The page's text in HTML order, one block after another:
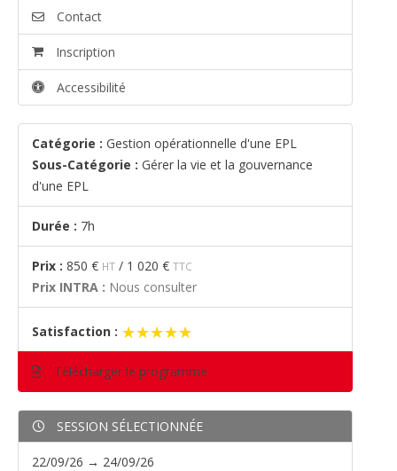
Contact
Inscription
Accessibilité
Catégorie : Gestion opérationnelle d'une EPL
Sous-Catégorie : Gérer la vie et la gouvernance
d'une EPL
Durée : 7h
Prix : 850 € HT / 1 020 € TTC
Prix INTRA : Nous consulter
Satisfaction : ★★★★★
★★★★★
Télécharger le programme
SESSION SÉLECTIONNÉE
22/09/26 → 24/09/26